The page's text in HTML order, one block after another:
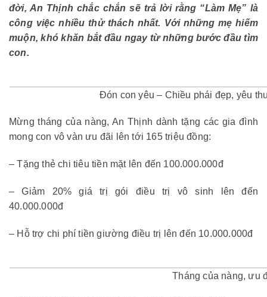
đời, An Thịnh chắc chắn sẽ trả lời rằng “Làm Mẹ” là
công việc nhiều thử thách nhất. Với những mẹ hiếm
muộn, khó khăn bắt đầu ngay từ những bước đầu tìm
con.
Đón con yêu – Chiều phái đẹp, yêu
Mừng tháng của nàng, An Thịnh dành tặng các gia đình
mong con vô vàn ưu đãi lên tới 165 triệu đồng:
– Tặng thẻ chi tiêu tiền mặt lên đến 100.000.000đ
– Giảm 20% giá trị gói điều trị vô sinh lên đến
40.000.000đ
– Hỗ trợ chi phí tiền giường điều trị lên đến 10.000.000đ
Tháng của nàng, ưu